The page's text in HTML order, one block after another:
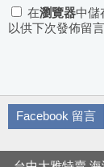
在瀏覽器中儲
以供下次發佈留言
Facebook 留言